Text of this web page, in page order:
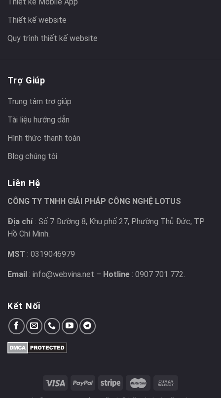
Thiết kế website
Quy trình thiết kế website
Trợ Giúp
Trung tâm trợ giúp
Tài liệu hướng dẫn
Hình thức thanh toán
Blog chúng tôi
Liên Hệ
CÔNG TY TNHH GIẢI PHÁP CÔNG NGHỆ LOTUS
Địa chỉ : Số 7 Đường 8, Khu phố 27, Phường Thủ Đức, TP
Hồ Chí Minh.
MST : 0319046979
Email : info@webvina.net – Hotline : 0907 701 772.
Kết Nối